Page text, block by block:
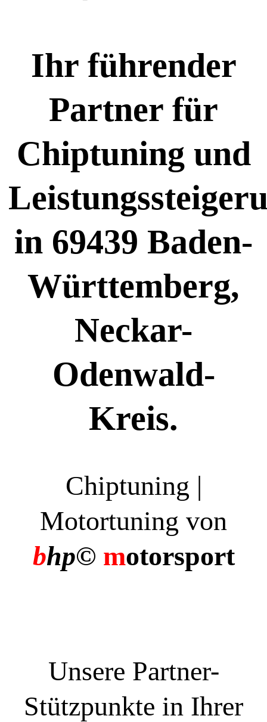
Ihr führender
Partner für
Chiptuning und
in 69439 Baden-
Württemberg,
Neckar-
Odenwald-
Kreis.
Chiptuning |
Motortuning von
bhp© motorsport
Unsere Partner-
Stützpunkte in Ihrer